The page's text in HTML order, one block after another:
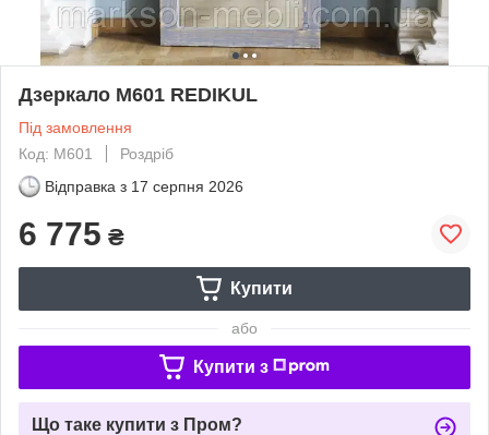
Дзеркало M601 REDIKUL
Під замовлення
Код: M601
Роздріб
Відправка з 17 серпня 2026
6 775 ₴
Купити
або
Купити з
Що таке купити з Пром?